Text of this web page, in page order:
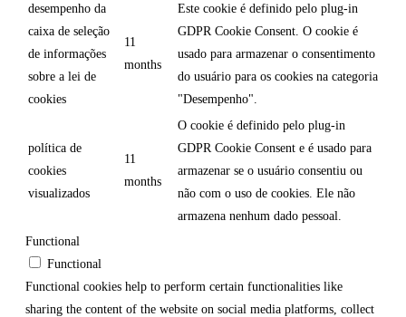
desempenho da
caixa de seleção
de informações
sobre a lei de
cookies
11
months
Este cookie é definido pelo plug-in
GDPR Cookie Consent. O cookie é
usado para armazenar o consentimento
do usuário para os cookies na categoria
"Desempenho".
política de
cookies
visualizados
11
months
O cookie é definido pelo plug-in
GDPR Cookie Consent e é usado para
armazenar se o usuário consentiu ou
não com o uso de cookies. Ele não
armazena nenhum dado pessoal.
Functional
Functional
Functional cookies help to perform certain functionalities like
sharing the content of the website on social media platforms, collect